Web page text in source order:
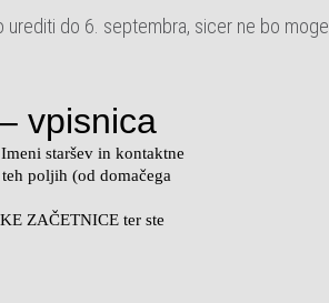
do 6. septembra, sicer ne bo mogel